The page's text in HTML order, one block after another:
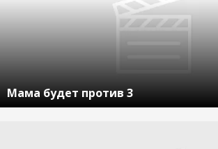
Мама будет против 3